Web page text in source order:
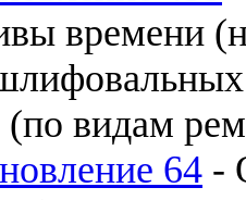
времени
(по видам
64 -